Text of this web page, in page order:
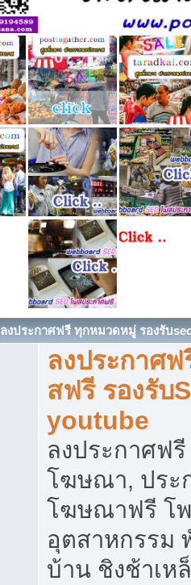
ลงประกาศฟรี ทุกหมวดหมู่ รองรับ
ลงประกาศ
สฟรี รองรับ
youtube
ลงประกาศฟ
โฆษณา, ประ
โฆษณาฟรี โ
อุตสาหกรรม
บ้าน ชิงช้าเห